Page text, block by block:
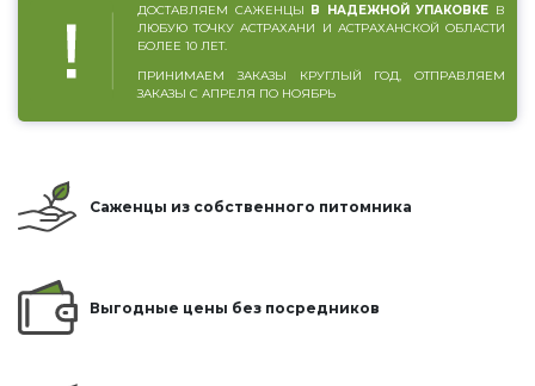
ДОСТАВЛЯЕМ САЖЕНЦЫ В НАДЕЖНОЙ УПАКОВКЕ В
ЛЮБУЮ ТОЧКУ АСТРАХАНИ И АСТРАХАНСКОЙ ОБЛАСТИ
БОЛЕЕ 10 ЛЕТ.
ПРИНИМАЕМ ЗАКАЗЫ КРУГЛЫЙ ГОД, ОТПРАВЛЯЕМ
ЗАКАЗЫ С АПРЕЛЯ ПО НОЯБРЬ
Саженцы из собственного питомника
Выгодные цены без посредников